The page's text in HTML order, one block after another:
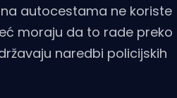
autocestama ne koriste
moraju da to rade preko
naredbi policijskih